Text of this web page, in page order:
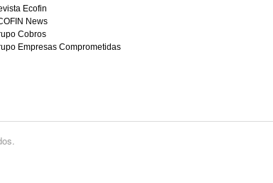
Ecofin
News
Cobros
Empresas Comprometidas